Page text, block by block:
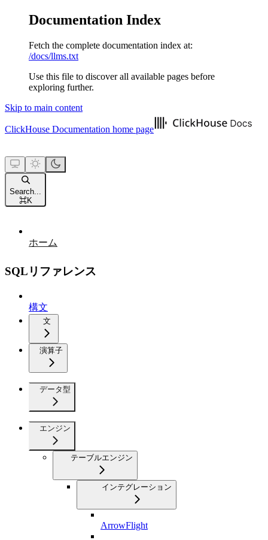
Documentation Index
Fetch the complete documentation index at:
/docs/llms.txt
Use this file to discover all available pages before
exploring further.
Skip to main content
ClickHouse Documentation home page
Search...
⌘K
ホーム
SQLリファレンス
構文
文
演算子
データ型
エンジン
テーブルエンジン
インテグレーション
ArrowFlight